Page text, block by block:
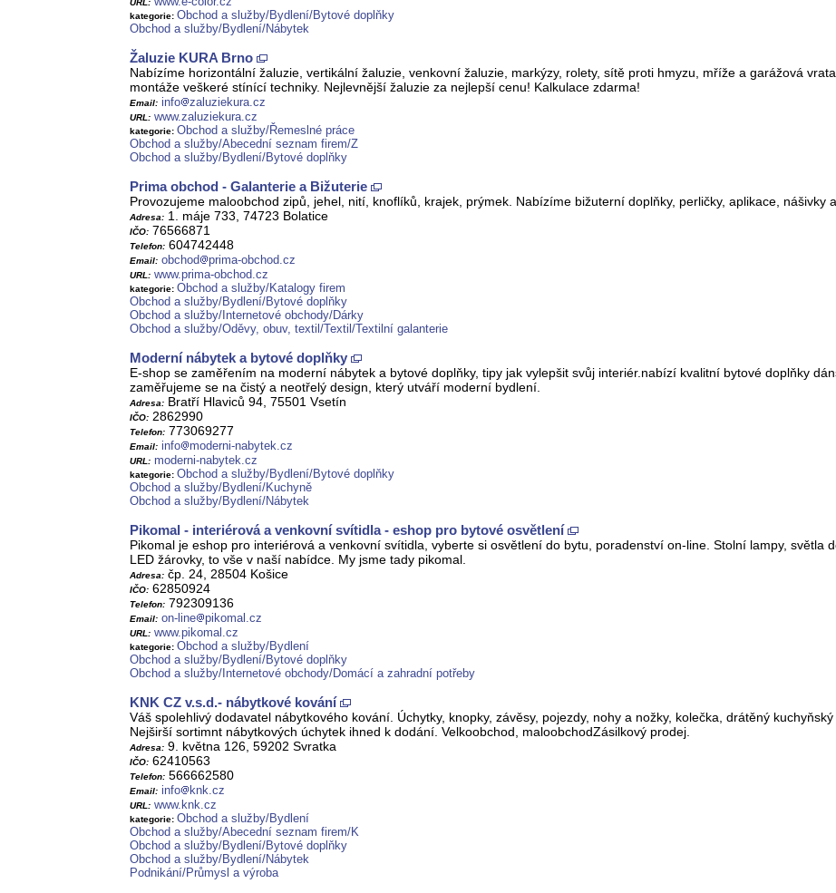
URL:
kategorie: Obchod a služby/Bydlení/Bytové doplňky
Obchod a služby/Bydlení/Nábytek
Žaluzie KURA Brno
Nabízíme horizontální žaluzie, vertikální žaluzie, venkovní žaluzie, markýzy, rolety, sítě proti hmyzu, mříže a garážová
montáže veškeré stínící techniky. Nejlevnější žaluzie za nejlepší cenu! Kalkulace zdarma!
Email: info zaluziekura.cz
URL: www.zaluziekura.cz
kategorie: Obchod a služby/Řemeslné práce
Obchod a služby/Abecední seznam firem/Z
Obchod a služby/Bydlení/Bytové doplňky
Prima obchod - Galanterie a Bižuterie
Provozujeme maloobchod zipů, jehel, nití, knoflíků, krajek, prýmek. Nabízíme bižuterní doplňky, perličky, aplikace, nášivky
Adresa: 1. máje 733, 74723 Bolatice
IČO: 76566871
Telefon: 604742448
Email: obchod prima-obchod.cz
URL: www.prima-obchod.cz
kategorie: Obchod a služby/Katalogy firem
Obchod a služby/Bydlení/Bytové doplňky
Obchod a služby/Internetové obchody/Dárky
Obchod a služby/Oděvy, obuv, textil/Textil/Textilní galanterie
Moderní nábytek a bytové doplňky
E-shop se zaměřením na moderní nábytek a bytové doplňky, tipy jak vylepšit svůj interiér.nabízí kvalitní bytové doplňky
zaměřujeme se na čistý a neotřelý design, který utváří moderní bydlení.
Adresa: Bratří Hlaviců 94, 75501 Vsetín
IČO: 2862990
Telefon: 773069277
Email: info moderni-nabytek.cz
URL: moderni-nabytek.cz
kategorie: Obchod a služby/Bydlení/Bytové doplňky
Obchod a služby/Bydlení/Kuchyně
Obchod a služby/Bydlení/Nábytek
Pikomal - interiérová a venkovní svítidla - eshop pro bytové osvětlení
Pikomal je eshop pro interiérová a venkovní svítidla, vyberte si osvětlení do bytu, poradenství on-line. Stolní lampy, světla
LED žárovky, to vše v naší nabídce. My jsme tady pikomal.
Adresa: čp. 24, 28504 Košice
IČO: 62850924
Telefon: 792309136
Email: on-line pikomal.cz
URL: www.pikomal.cz
kategorie: Obchod a služby/Bydlení
Obchod a služby/Bydlení/Bytové doplňky
Obchod a služby/Internetové obchody/Domácí a zahradní potřeby
KNK CZ v.s.d.- nábytkové kování
Váš spolehlivý dodavatel nábytkového kování. Úchytky, knopky, závěsy, pojezdy, nohy a nožky, kolečka, drátěný
Nejširší sortimnt nábytkových úchytek ihned k dodání. Velkoobchod, maloobchodZásilkový prodej.
Adresa: 9. května 126, 59202 Svratka
IČO: 62410563
Telefon: 566662580
Email: info knk.cz
URL: www.knk.cz
kategorie: Obchod a služby/Bydlení
Obchod a služby/Abecední seznam firem/K
Obchod a služby/Bydlení/Bytové doplňky
Obchod a služby/Bydlení/Nábytek
Podnikání/Průmysl a výroba